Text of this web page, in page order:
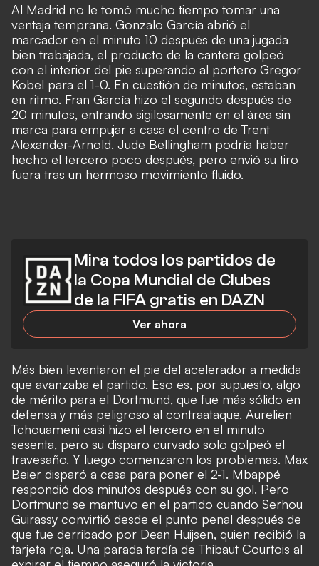
Al Madrid no le tomó mucho tiempo tomar una
ventaja temprana. Gonzalo García abrió el
marcador en el minuto 10 después de una jugada
bien trabajada, el producto de la cantera golpeó
con el interior del pie superando al portero Gregor
Kobel para el 1-0. En cuestión de minutos, estaban
en ritmo. Fran García hizo el segundo después de
20 minutos, entrando sigilosamente en el área sin
marca para empujar a casa el centro de Trent
Alexander-Arnold. Jude Bellingham podría haber
hecho el tercero poco después, pero envió su tiro
fuera tras un hermoso movimiento fluido.
Mira todos los partidos de
la Copa Mundial de Clubes
de la FIFA gratis en DAZN
Ver ahora
Más bien levantaron el pie del acelerador a medida
que avanzaba el partido. Eso es, por supuesto, algo
de mérito para el Dortmund, que fue más sólido en
defensa y más peligroso al contraataque. Aurelien
Tchouameni casi hizo el tercero en el minuto
sesenta, pero su disparo curvado solo golpeó el
travesaño. Y luego comenzaron los problemas. Max
Beier disparó a casa para poner el 2-1. Mbappé
respondió dos minutos después con su gol. Pero
Dortmund se mantuvo en el partido cuando Serhou
Guirassy convirtió desde el punto penal después de
que fue derribado por Dean Huijsen, quien recibió la
tarjeta roja. Una parada tardía de Thibaut Courtois al